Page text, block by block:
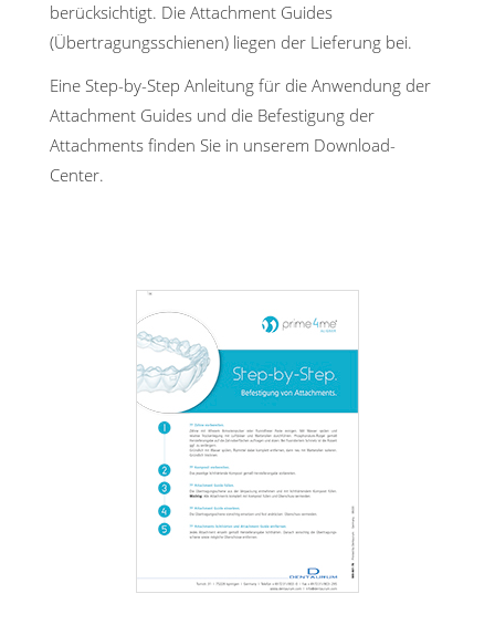
berücksichtigt. Die Attachment Guides
(Übertragungsschienen) liegen der Lieferung bei.
Eine Step-by-Step Anleitung für die Anwendung der
Attachment Guides und die Befestigung der
Attachments finden Sie in unserem Download-
Center.